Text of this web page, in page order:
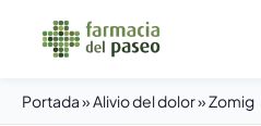
Portada»Alivio del dolor»Zomig